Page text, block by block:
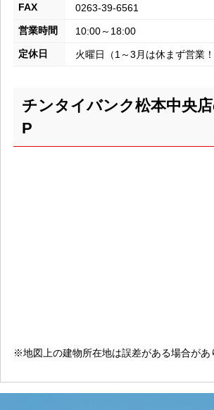
FAX
0263-39-6561
営業時間
10:00～18:00
定休日
火曜日（1～3月は休まず営業！
チンタイバンク松本中央
P
※地図上の建物所在地は誤差がある場合があ